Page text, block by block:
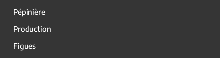
Pépinière
Production
Figues